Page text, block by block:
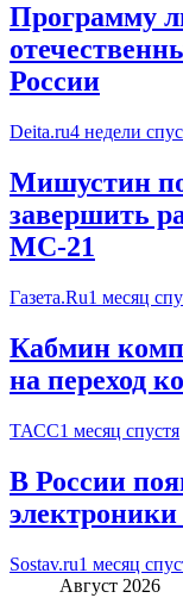
Программу
России
Deita.ru4 недели
Мишустин
завершить
МС-21
Газета.Ru1 месяц
Кабмин
на переход
ТАСС1 месяц спустя
В России
Sostav.ru1 месяц
Август 2026